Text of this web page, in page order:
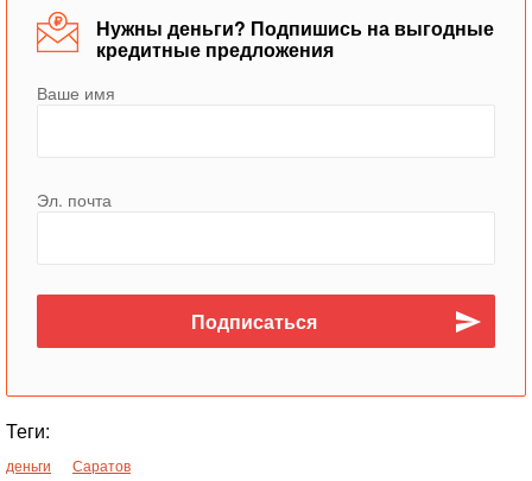
Нужны деньги? Подпишись на выгодные
кредитные предложения
Ваше имя
Эл. почта
Теги:
деньги Саратов